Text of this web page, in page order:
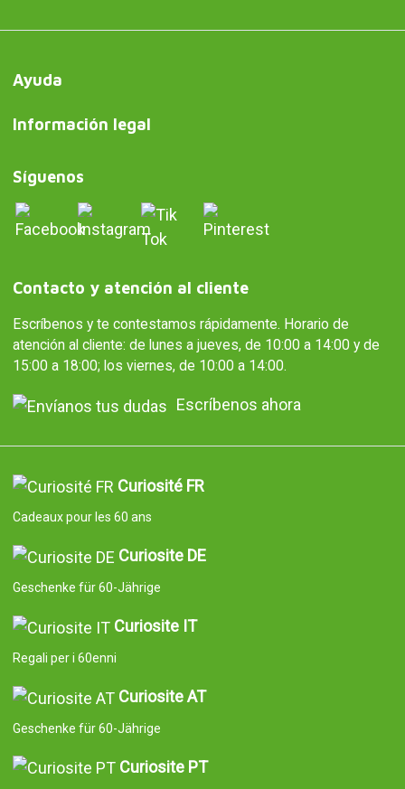
Ayuda
Información legal
Síguenos
Contacto y atención al cliente
Escríbenos y te contestamos rápidamente. Horario de
atención al cliente: de lunes a jueves, de 10:00 a 14:00 y de
15:00 a 18:00; los viernes, de 10:00 a 14:00.
Escríbenos ahora
Curiosité FR
Cadeaux pour les 60 ans
Curiosite DE
Geschenke für 60-Jährige
Curiosite IT
Regali per i 60enni
Curiosite AT
Geschenke für 60-Jährige
Curiosite PT